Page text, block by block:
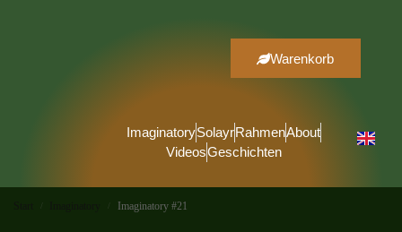
ImaginatorySolayrRahmenAbout
VideosGeschichten
Warenkorb
Imaginatory #21